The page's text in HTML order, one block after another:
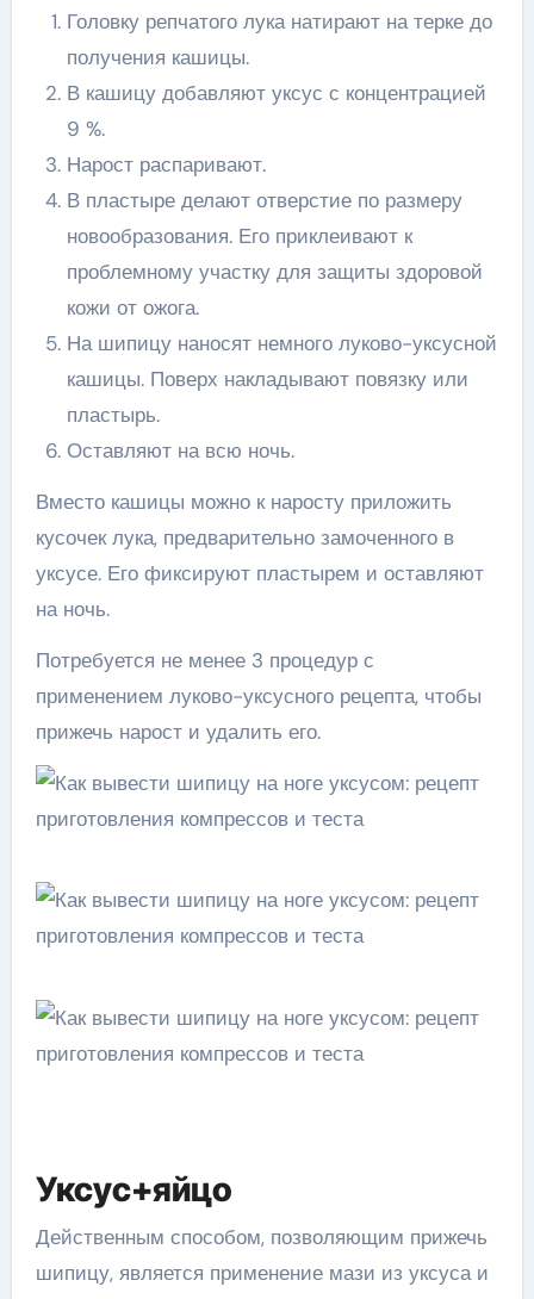
Головку репчатого лука натирают на терке до
получения кашицы.
В кашицу добавляют уксус с концентрацией
9 %.
Нарост распаривают.
В пластыре делают отверстие по размеру
новообразования. Его приклеивают к
проблемному участку для защиты здоровой
кожи от ожога.
На шипицу наносят немного луково-уксусной
кашицы. Поверх накладывают повязку или
пластырь.
Оставляют на всю ночь.
Вместо кашицы можно к наросту приложить
кусочек лука, предварительно замоченного в
уксусе. Его фиксируют пластырем и оставляют
на ночь.
Потребуется не менее 3 процедур с
применением луково-уксусного рецепта, чтобы
прижечь нарост и удалить его.
Уксус+яйцо
Действенным способом, позволяющим прижечь
шипицу, является применение мази из уксуса и